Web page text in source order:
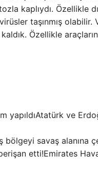
kaplıydı. Özellikle
taşınmış olabilir.
Özellikle
Atatürk ve
bölgeyi savaş alanına
Emirates